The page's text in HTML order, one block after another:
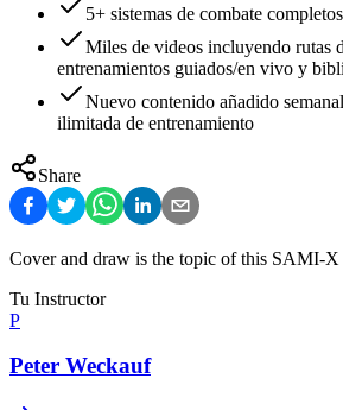
5+ sistemas de combate
Miles de videos incluyendo rutas
entrenamientos guiados/en vivo y
Nuevo contenido añadido
ilimitada de entrenamiento
Share
Cover and draw is the topic of this SAMI-
Tu Instructor
P
Peter Weckauf